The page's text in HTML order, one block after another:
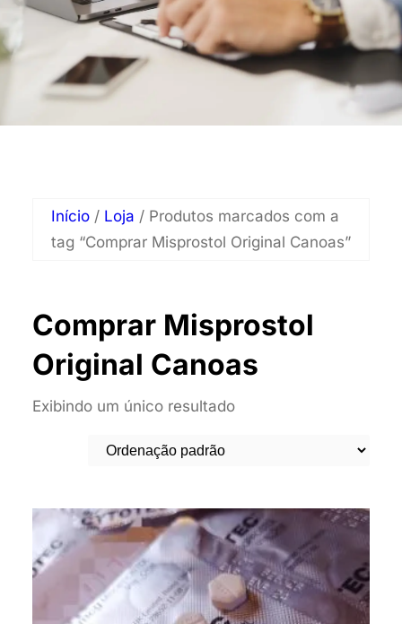
Início / Loja / Produtos marcados com a
tag “Comprar Misprostol Original Canoas”
Comprar Misprostol
Original Canoas
Exibindo um único resultado